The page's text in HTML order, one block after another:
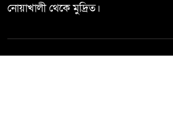
নোয়াখালী থেকে মুদ্রিত।